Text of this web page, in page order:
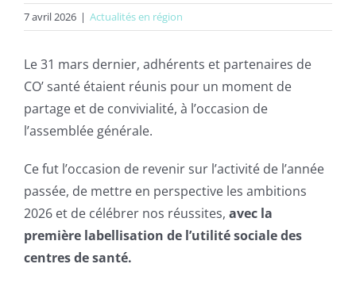
7 avril 2026 | Actualités en région
Le 31 mars dernier, adhérents et partenaires de
CO’ santé étaient réunis pour un moment de
partage et de convivialité, à l’occasion de
l’assemblée générale.
Ce fut l’occasion de revenir sur l’activité de l’année
passée, de mettre en perspective les ambitions
2026 et de célébrer nos réussites, avec la
première labellisation de l’utilité sociale des
centres de santé.